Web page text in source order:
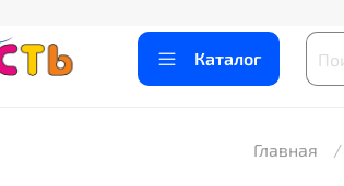
Каталог
Главная